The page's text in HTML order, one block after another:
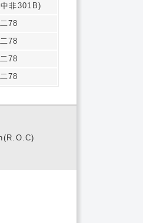
非301B)
二78
二78
二78
二78